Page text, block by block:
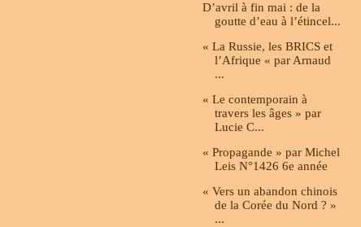
D’avril à fin mai : de la
goutte d’eau à l’étincel...
« La Russie, les BRICS et
l’Afrique « par Arnaud
...
« Le contemporain à
travers les âges » par
Lucie C...
« Propagande » par Michel
Leis N°1426 6e année
« Vers un abandon chinois
de la Corée du Nord ? »
...